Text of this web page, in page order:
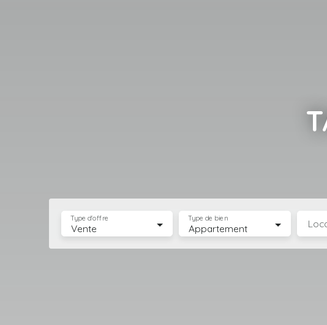
Vente
Type d'offre
Appartement
Type de bien